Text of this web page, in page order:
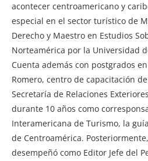
acontecer centroamericano y
especial en el sector turístico de
Derecho y Maestro en Estudios
Norteamérica por la Universidad
Cuenta además con postgrados
Romero, centro de capacitación
Secretaría de Relaciones
durante 10 años como
Interamericana de Turismo, la
de Centroamérica.
desempeñó como Editor Jefe del